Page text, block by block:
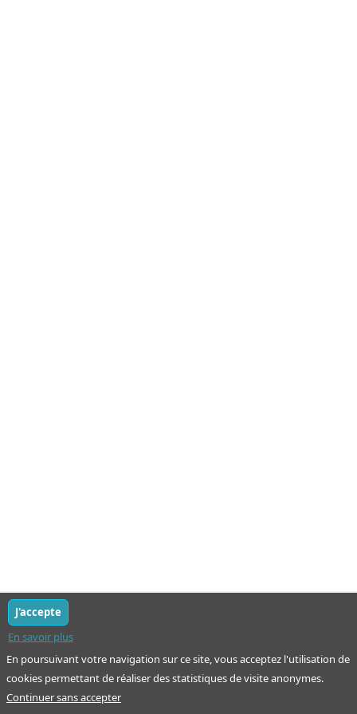
En poursuivant votre navigation sur ce site, vous acceptez l'utilisation de
cookies permettant de réaliser des statistiques de visite anonymes.
En savoir plus
J'accepte
Continuer sans accepter